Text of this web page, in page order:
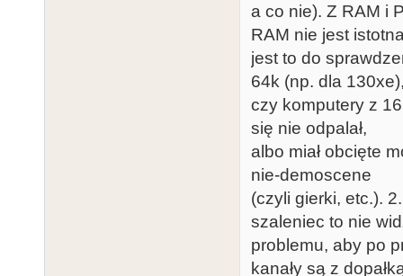
a co nie). Z RAM i
RAM nie jest
jest to do
64k (np. dla
czy komputery z
się nie odpalał,
albo miał obcięte
nie-demoscene
(czyli gierki, etc.).
szaleniec to nie
problemu, aby po
kanały są z